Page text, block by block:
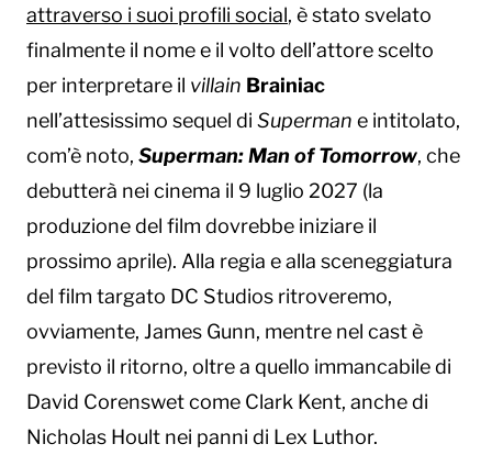
attraverso i suoi profili social, è stato svelato
finalmente il nome e il volto dell’attore scelto
per interpretare il villain Brainiac
nell’attesissimo sequel di Superman e intitolato,
com’è noto, Superman: Man of Tomorrow, che
debutterà nei cinema il 9 luglio 2027 (la
produzione del film dovrebbe iniziare il
prossimo aprile). Alla regia e alla sceneggiatura
del film targato DC Studios ritroveremo,
ovviamente, James Gunn, mentre nel cast è
previsto il ritorno, oltre a quello immancabile di
David Corenswet come Clark Kent, anche di
Nicholas Hoult nei panni di Lex Luthor.